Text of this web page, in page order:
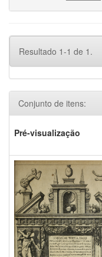
Resultado 1-1 de 1.
Conjunto de itens:
Pré-visualização